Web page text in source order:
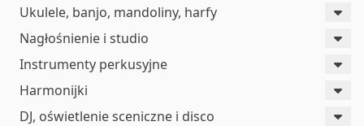
Ukulele, banjo, mandoliny, harfy
Nagłośnienie i studio
Instrumenty perkusyjne
Harmonijki
DJ, oświetlenie sceniczne i disco